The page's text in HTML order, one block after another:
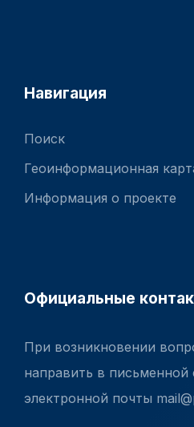
Навигация
Поиск
Геоинформационная
Информация о проекте
Официальные
При возникновении
направить в
электронной почты